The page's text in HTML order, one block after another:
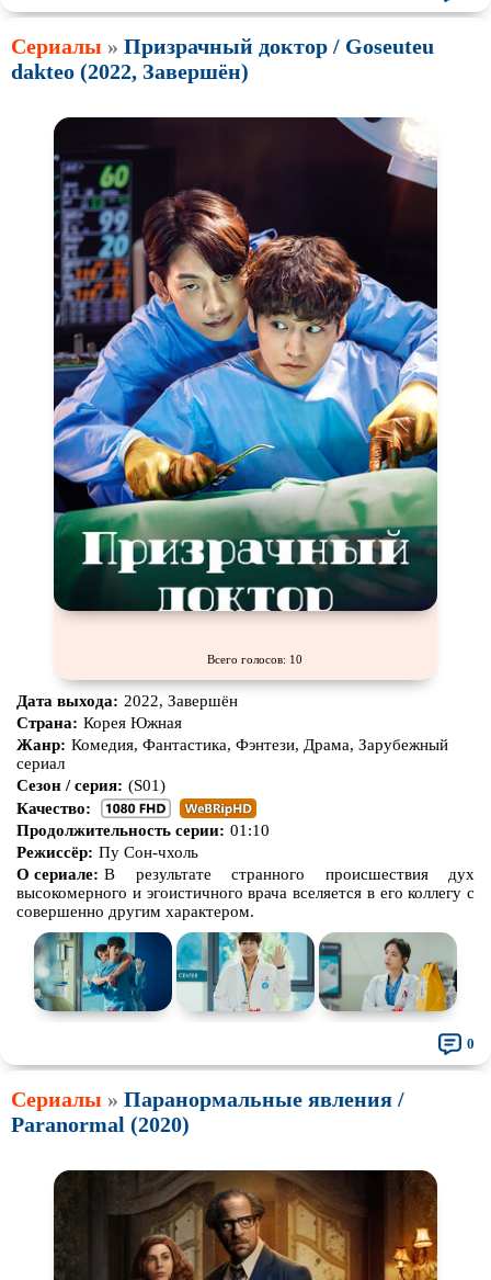
Сериалы » Призрачный доктор / Goseuteu
dakteo (2022, Завершён)
Всего голосов: 10
Дата выхода: 2022, Завершён
Страна: Корея Южная
Жанр: Комедия, Фантастика, Фэнтези, Драма, Зарубежный
сериал
Сезон / серия: (S01)
Качество:
Продолжительность серии: 01:10
Режиссёр: Пу Сон-чхоль
О сериале: В результате странного происшествия дух
высокомерного и эгоистичного врача вселяется в его коллегу с
совершенно другим характером.
0
Сериалы » Паранормальные явления /
Paranormal (2020)